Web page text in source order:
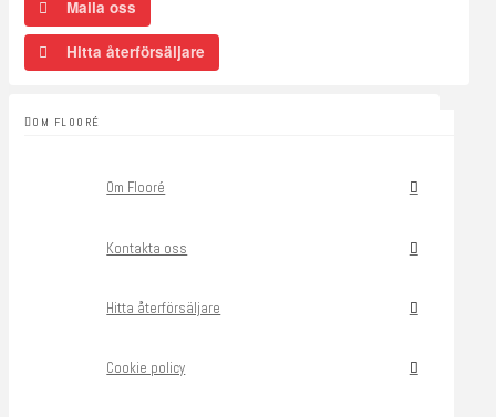
Maila oss
Hitta återförsäljare
OM FLOORÉ
Om Flooré
Kontakta oss
Hitta återförsäljare
Cookie policy